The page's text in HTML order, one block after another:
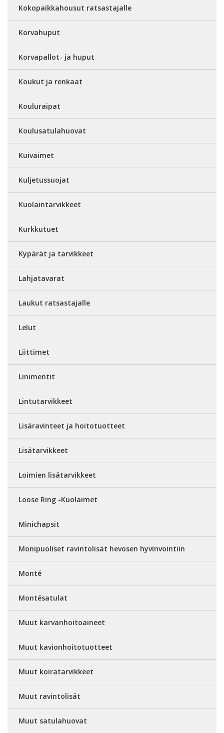
Kokopaikkahousut ratsastajalle
Korvahuput
Korvapallot- ja huput
Koukut ja renkaat
Kouluraipat
Koulusatulahuovat
Kuivaimet
Kuljetussuojat
Kuolaintarvikkeet
Kurkkutuet
Kypärät ja tarvikkeet
Lahjatavarat
Laukut ratsastajalle
Lelut
Liittimet
Linimentit
Lintutarvikkeet
Lisäravinteet ja hoitotuotteet
Lisätarvikkeet
Loimien lisätarvikkeet
Loose Ring -Kuolaimet
Minichapsit
Monipuoliset ravintolisät hevosen hyvinvointiin
Monté
Montésatulat
Muut karvanhoitoaineet
Muut kavionhoitotuotteet
Muut koiratarvikkeet
Muut ravintolisät
Muut satulahuovat